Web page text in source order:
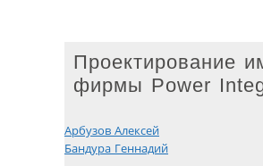
Проектирование
фирмы Power
Арбузов Алексей
Бандура Геннадий